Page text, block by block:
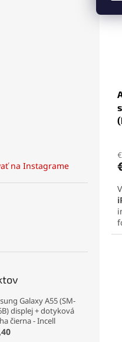
na Instagrame
Galaxy A55 (SM-
displej + dotyková
čierna - Incell